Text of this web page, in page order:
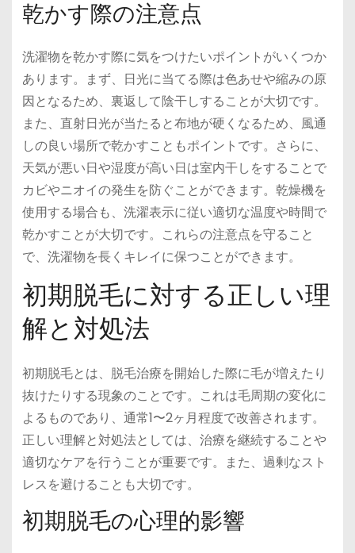
乾かす際の注意点
洗濯物を乾かす際に気をつけたいポイントがいくつか
あります。まず、日光に当てる際は色あせや縮みの原
因となるため、裏返して陰干しすることが大切です。
また、直射日光が当たると布地が硬くなるため、風通
しの良い場所で乾かすこともポイントです。さらに、
天気が悪い日や湿度が高い日は室内干しをすることで
カビやニオイの発生を防ぐことができます。乾燥機を
使用する場合も、洗濯表示に従い適切な温度や時間で
乾かすことが大切です。これらの注意点を守ること
で、洗濯物を長くキレイに保つことができます。
初期脱毛に対する正しい理
解と対処法
初期脱毛とは、脱毛治療を開始した際に毛が増えたり
抜けたりする現象のことです。これは毛周期の変化に
よるものであり、通常1〜2ヶ月程度で改善されます。
正しい理解と対処法としては、治療を継続することや
適切なケアを行うことが重要です。また、過剰なスト
レスを避けることも大切です。
初期脱毛の心理的影響